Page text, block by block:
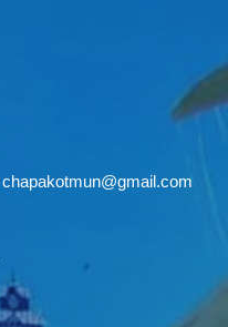
chapakotmun@gmail.com